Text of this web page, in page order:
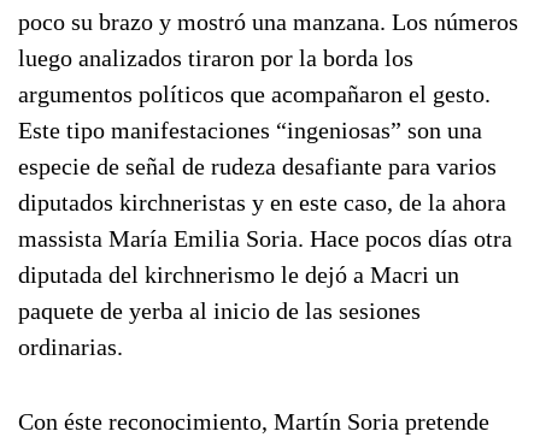
poco su brazo y mostró una manzana. Los números
luego analizados tiraron por la borda los
argumentos políticos que acompañaron el gesto.
Este tipo manifestaciones “ingeniosas” son una
especie de señal de rudeza desafiante para varios
diputados kirchneristas y en este caso, de la ahora
massista María Emilia Soria. Hace pocos días otra
diputada del kirchnerismo le dejó a Macri un
paquete de yerba al inicio de las sesiones
ordinarias.
Con éste reconocimiento, Martín Soria pretende